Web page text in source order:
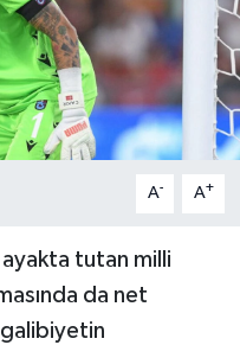
A- A+
ayakta tutan milli
da net
galibiyetin